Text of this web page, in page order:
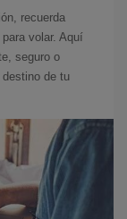
recuerda
volar. Aquí
seguro o
de tu